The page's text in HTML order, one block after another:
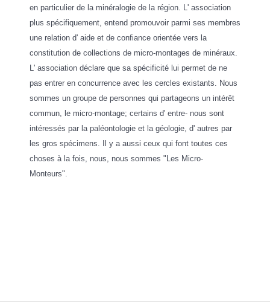
en particulier de la minéralogie de la région. L' association
plus spécifiquement, entend promouvoir parmi ses membres
une relation d' aide et de confiance orientée vers la
constitution de collections de micro-montages de minéraux.
L' association déclare que sa spécificité lui permet de ne
pas entrer en concurrence avec les cercles existants. Nous
sommes un groupe de personnes qui partageons un intérêt
commun, le micro-montage; certains d' entre- nous sont
intéressés par la paléontologie et la géologie, d' autres par
les gros spécimens.
Il y a aussi ceux qui font toutes ces
choses à la fois, nous, nous sommes "Les Micro-
Monteurs".